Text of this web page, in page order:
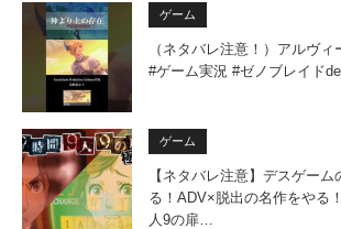
ゲーム
（ネタバレ注意！）アルヴ
#ゲーム実況 #ゼノブレイド
ゲーム
【ネタバレ注意】デスゲー
る！ADV×脱出の名作をやる
人9の扉…